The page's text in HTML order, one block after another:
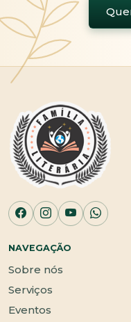
NAVEGAÇÃO
Sobre nós
Serviços
Eventos